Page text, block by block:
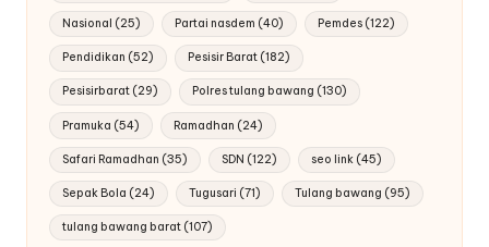
Nasional (25) Partai nasdem (40) Pemdes(122)
Pendidikan (52) Pesisir Barat(182)
Pesisirbarat (29) Polres tulang bawang (130)
Pramuka (54) Ramadhan (24)
Safari Ramadhan (35) SDN (122) seo link(45)
Sepak Bola (24) Tugusari (71) Tulang bawang (95)
tulang bawang barat (107)